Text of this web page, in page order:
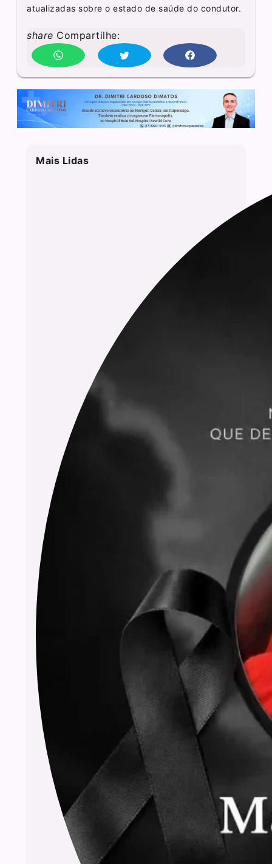
atualizadas sobre o estado de saúde do condutor.
share Compartilhe:
Mais Lidas